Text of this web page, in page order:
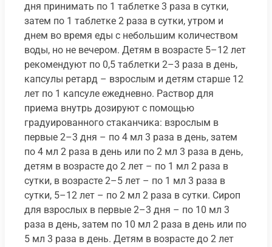
дня принимать по 1 таблетке 3 раза в сутки,
затем по 1 таблетке 2 раза в сутки, утром и
днем во время еды с небольшим количеством
воды, но не вечером. Детям в возрасте 5–12 лет
рекомендуют по 0,5 таблетки 2–3 раза в день,
капсулы ретард – взрослым и детям старше 12
лет по 1 капсуле ежедневно. Раствор для
приема внутрь дозируют с помощью
градуированного стаканчика: взрослым в
первые 2–3 дня – по 4 мл 3 раза в день, затем
по 4 мл 2 раза в день или по 2 мл 3 раза в день,
детям в возрасте до 2 лет – по 1 мл 2 раза в
сутки, в возрасте 2–5 лет – по 1 мл 3 раза в
сутки, 5–12 лет – по 2 мл 2 раза в сутки. Сироп
для взрослых в первые 2–3 дня – по 10 мл 3
раза в день, затем по 10 мл 2 раза в день или по
5 мл 3 раза в день. Детям в возрасте до 2 лет